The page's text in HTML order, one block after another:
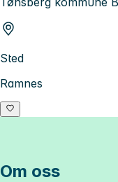
Sted
Ramnes
Om oss